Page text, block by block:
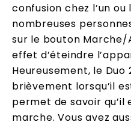
confusion chez l’un ou
nombreuses
sur le bouton Marche/
effet d’éteindre
Heureusement, le
brièvement lorsqu’il
permet de savoir
marche. Vous avez